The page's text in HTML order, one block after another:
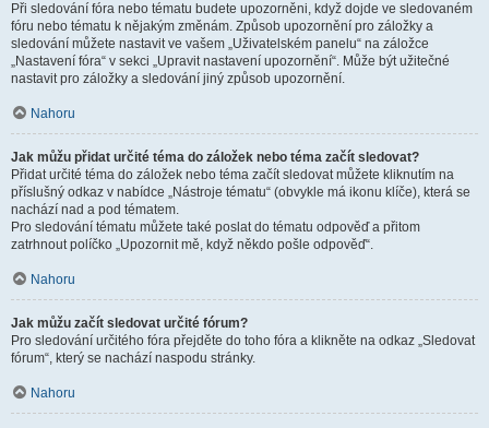
Při sledování fóra nebo tématu budete upozorněni, když dojde ve sledovaném
fóru nebo tématu k nějakým změnám. Způsob upozornění pro záložky a
sledování můžete nastavit ve vašem „Uživatelském panelu“ na záložce
„Nastavení fóra“ v sekci „Upravit nastavení upozornění“. Může být užitečné
nastavit pro záložky a sledování jiný způsob upozornění.
Nahoru
Jak můžu přidat určité téma do záložek nebo téma začít sledovat?
Přidat určité téma do záložek nebo téma začít sledovat můžete kliknutím na
příslušný odkaz v nabídce „Nástroje tématu“ (obvykle má ikonu klíče), která se
nachází nad a pod tématem.
Pro sledování tématu můžete také poslat do tématu odpověď a přitom
zatrhnout políčko „Upozornit mě, když někdo pošle odpověď“.
Nahoru
Jak můžu začít sledovat určité fórum?
Pro sledování určitého fóra přejděte do toho fóra a klikněte na odkaz „Sledovat
fórum“, který se nachází naspodu stránky.
Nahoru